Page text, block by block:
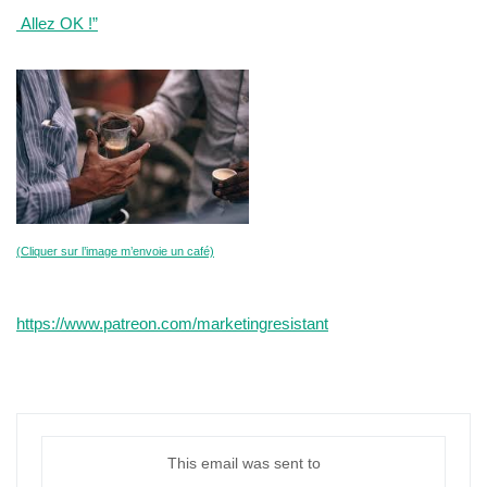
Allez OK !”
(Cliquer sur l’image m’envoie un café)
https://www.patreon.com/marketingresistant
This email was sent to